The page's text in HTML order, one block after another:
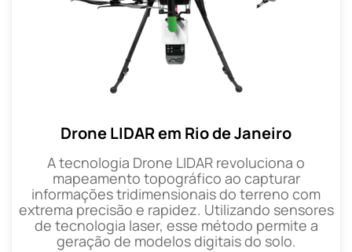
Drone LIDAR em Rio de Janeiro
A tecnologia Drone LIDAR revoluciona o
mapeamento topográfico ao capturar
informações tridimensionais do terreno com
extrema precisão e rapidez. Utilizando sensores
de tecnologia laser, esse método permite a
geração de modelos digitais do solo.